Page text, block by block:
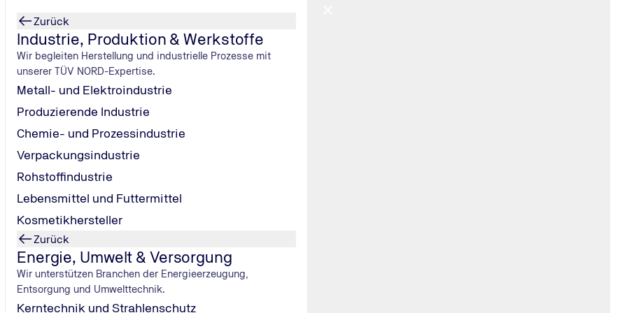
Zurück
Industrie, Produktion & Werkstoffe
Wir begleiten Herstellung und industrielle Prozesse mit
unserer TÜV NORD-Expertise.
Metall- und Elektroindustrie
Produzierende Industrie
Chemie- und Prozessindustrie
Verpackungsindustrie
Rohstoffindustrie
Lebensmittel und Futtermittel
Kosmetikhersteller
Zurück
Energie, Umwelt & Versorgung
Wir unterstützen Branchen der Energieerzeugung,
Entsorgung und Umwelttechnik.
Kerntechnik und Strahlenschutz